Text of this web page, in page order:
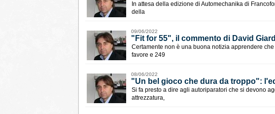
In attesa della edizione di Automechanika di
della
09/06/2022
"Fit for 55", il commento di David
Certamente non è una buona notizia apprendere
favore e 249
08/06/2022
"Un bel gioco che dura da troppo":
Si fa presto a dire agli autoriparatori che si devono
attrezzatura,